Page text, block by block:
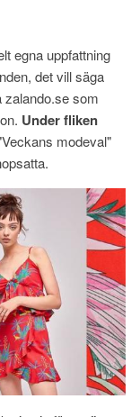
egna uppfattning
det vill säga
zalando.se som
Under fliken
modeval"